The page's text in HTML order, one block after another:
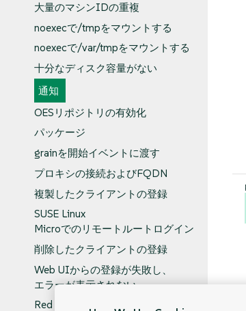
大量のマシンIDの重複
noexecで/tmpをマウントする
noexecで/var/tmpをマウントする
十分なディスク容量がない
通知
OESリポジトリの有効化
パッケージ
grainを開始イベントに渡す
プロキシの接続およびFQDN
複製したクライアントの登録
SUSE Linux
Microでのリモートルートログイン
削除したクライアントの登録
Web UIからの登録が失敗し、
エラーが表示されない
Red Hat